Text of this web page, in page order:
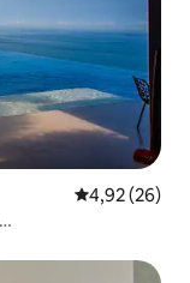
Gemiddelde
4,92 (26)